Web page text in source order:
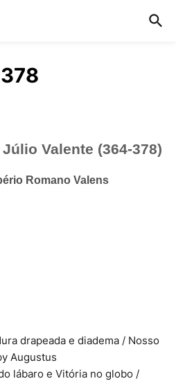
Valente (364-378)
drapeada e diadema / Nosso
Augustus
lábaro e Vitória no globo /